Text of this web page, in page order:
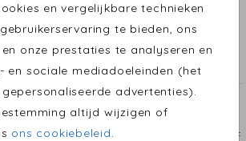
en vergelijkbare technieken
te bieden, ons
onze prestaties te analyseren en
en sociale mediadoeleinden (het
advertenties).
altijd wijzigen of
ons cookiebeleid.
passen bij het geboortekaartje.
jouw doopsuiker, bedankjes of
kan er een bijpassende label
zodat alles één geheel vormt.
MOOIE ONTWERPEN